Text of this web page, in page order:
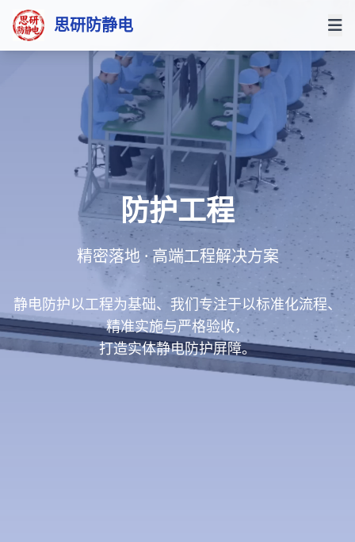
思研防静电
防护工程
精密落地 · 高端工程解决方案
静电防护以工程为基础、我们专注于以标准化流程、
精准实施与严格验收，
打造实体静电防护屏障。